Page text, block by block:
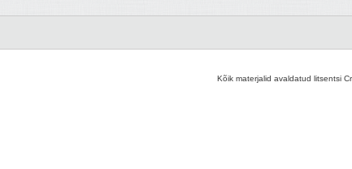
Kõik materjalid avaldatud litsentsi